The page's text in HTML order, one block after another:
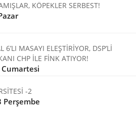
KÖPEKLER SERBEST!
6’LI MASAYI ELEŞTİRİYOR, DSP’Lİ
CHP İLE FİNK ATIYOR!
-2
Perşembe